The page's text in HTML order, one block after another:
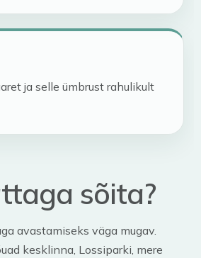
ja selle ümbrust rahulikult
sõita?
avastamiseks väga mugav.
kesklinna, Lossiparki, mere